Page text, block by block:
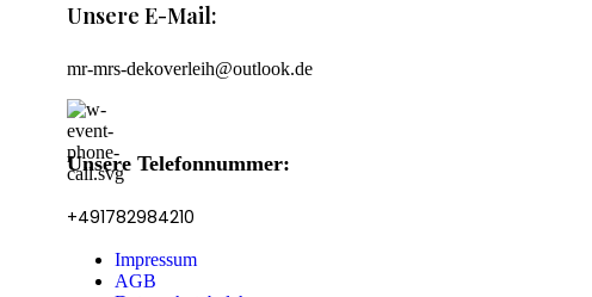
Unsere E-Mail:
mr-mrs-dekoverleih@outlook.de
Unsere Telefonnummer:
+491782984210
Impressum
AGB